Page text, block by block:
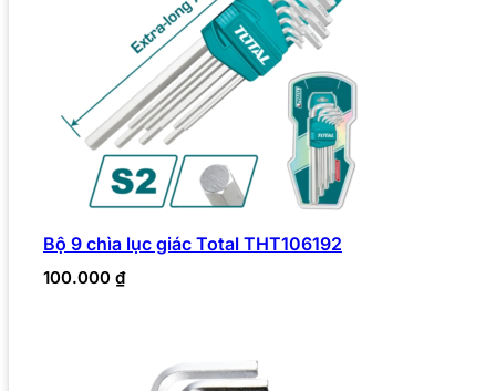
Bộ 9 chìa lục giác Total THT106192
100.000 ₫